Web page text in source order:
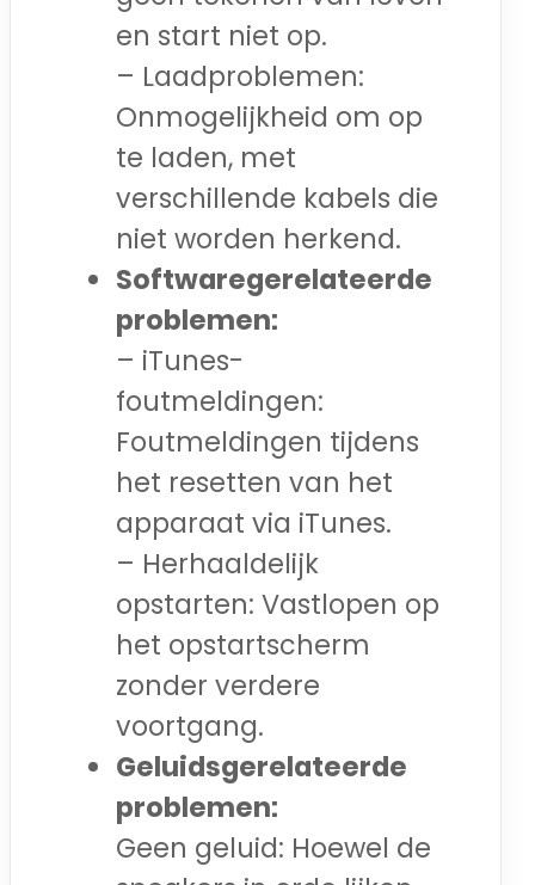
en start niet op.
– Laadproblemen:
Onmogelijkheid om op
te laden, met
verschillende kabels die
niet worden herkend.
Softwaregerelateerde
problemen:
– iTunes-
foutmeldingen:
Foutmeldingen tijdens
het resetten van het
apparaat via iTunes.
– Herhaaldelijk
opstarten: Vastlopen op
het opstartscherm
zonder verdere
voortgang.
Geluidsgerelateerde
problemen:
Geen geluid: Hoewel de